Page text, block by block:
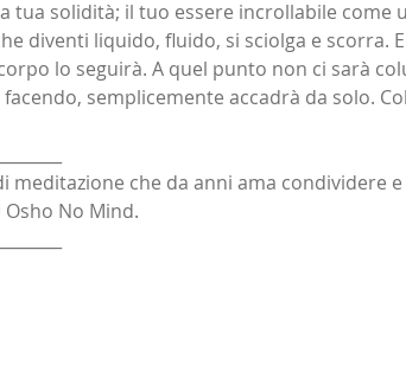
tua solidità; il tuo essere incrollabile come
diventi liquido, fluido, si sciolga e scorra.
lo seguirà. A quel punto non ci sarà
semplicemente accadrà da solo.
meditazione che da anni ama condividere
No Mind.